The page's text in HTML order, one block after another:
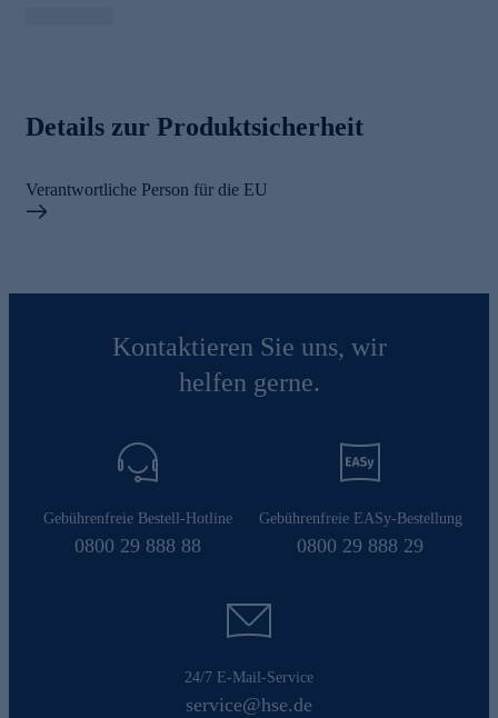
Details zur Produktsicherheit
Verantwortliche Person für die EU
Kontaktieren Sie uns, wir
helfen gerne.
Gebührenfreie Bestell-Hotline
0800 29 888 88
Gebührenfreie EASy-Bestellung
0800 29 888 29
24/7 E-Mail-Service
service@hse.de